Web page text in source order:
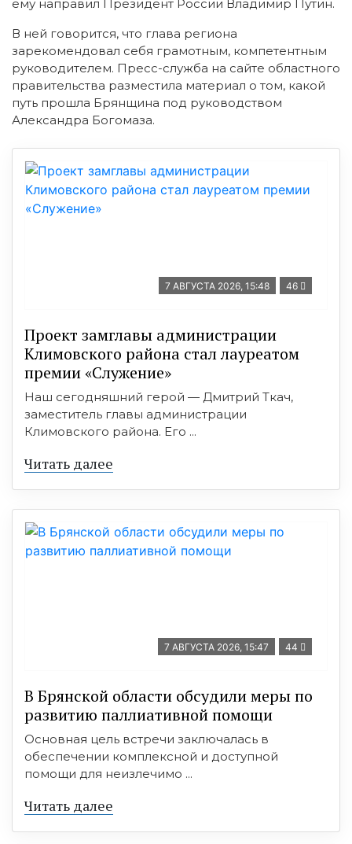
ему направил Президент России Владимир Путин.
В ней говорится, что глава региона
зарекомендовал себя грамотным, компетентным
руководителем. Пресс-служба на сайте областного
правительства разместила материал о том, какой
путь прошла Брянщина под руководством
Александра Богомаза.
7 АВГУСТА 2026, 15:48 46
Проект замглавы администрации
Климовского района стал лауреатом
премии «Служение»
Наш сегодняшний герой — Дмитрий Ткач,
заместитель главы администрации
Климовского района. Его ...
Читать далее
7 АВГУСТА 2026, 15:47 44
В Брянской области обсудили меры по
развитию паллиативной помощи
Основная цель встречи заключалась в
обеспечении комплексной и доступной
помощи для неизлечимо ...
Читать далее